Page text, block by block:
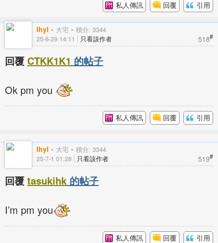
私人傳訊 回覆 引用
Ihyl 大宅 積分: 3344
518#
25-6-29 14:11 只看該作者
回覆 CTKK1K1 的帖子
Ok pm you
私人傳訊 回覆 引用
Ihyl 大宅 積分: 3344
519#
25-7-1 01:28 只看該作者
回覆 tasukihk 的帖子
I’m pm you
私人傳訊 回覆 引用